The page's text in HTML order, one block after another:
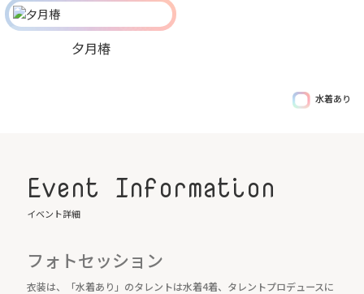
夕月椿
水着あり
Event Information
イベント詳細
フォトセッション
衣装は、「水着あり」のタレントは水着4着、タレントプロデュースに